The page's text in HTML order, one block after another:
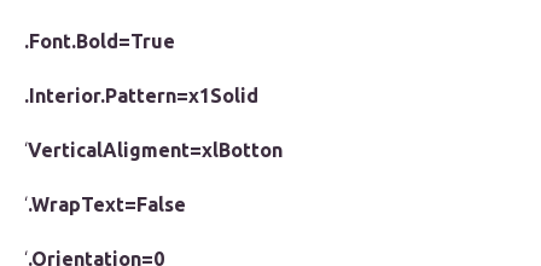
.Font.Bold=True
.Interior.Pattern=x1Solid
‘VerticalAligment=xlBotton
‘.WrapText=False
‘.Orientation=0